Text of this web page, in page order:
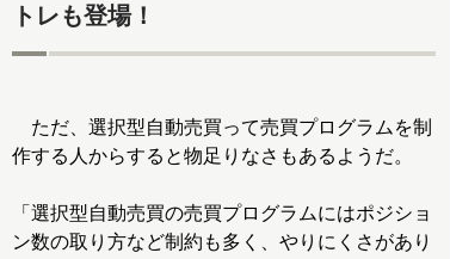
トレも登場！
ただ、選択型自動売買って売買プログラムを制
作する人からすると物足りなさもあるようだ。
「選択型自動売買の売買プログラムにはポジショ
ン数の取り方など制約も多く、やりにくさがあり